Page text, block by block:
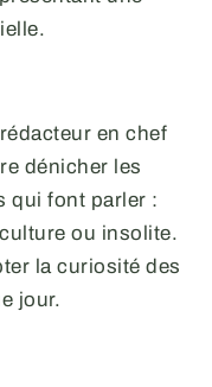
en chef
dénicher les
qui font parler :
ou insolite.
la curiosité des
jour.